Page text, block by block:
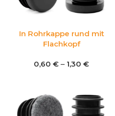
In Rohrkappe rund mit
Flachkopf
0,60 € – 1,30 €